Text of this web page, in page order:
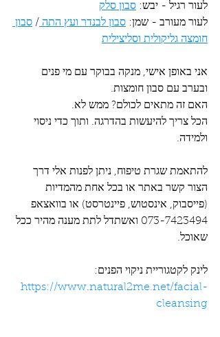
לעור רגיל - יבש: סבון סלק
לעור מעורב - שמן: סבון לבנדר ועץ התה / סבון
חומצה גליקולית וסליצילית
אני באופן אישי, מנקה בבוקר עם מי פנים
ובערב עם סבון חומצות.
האם זה מתאים לכולם? ממש לא.
הכל צריך להיעשות בהדרגה. ותוך כדי ניסוי
ולמידה.
להתאמת שגרת טיפוח, ניתן לפנות אלי דרך
הצור קשר באתר או בכל אחת מהמדיות
(פייסבוק, אינסטוש, פיינטרסט) או בוואצאפ
073-7423494 ואשתדל לתת מענה מהיר ככל
שאוכל.
לינק לקטגוריית ניקוי הפנים:
https://www.natural2me.net/facial-
cleansing